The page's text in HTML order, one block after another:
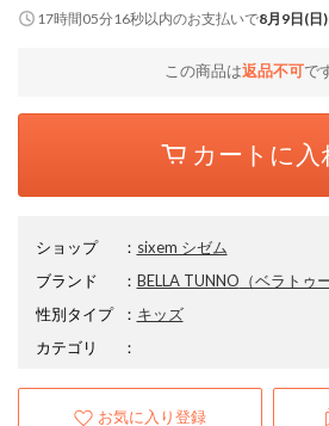
17時間05分15秒以内のお支払いで8月9日(日)
この商品は返品不可で
カートに入
ショップ ： sixem シゼム
ブランド
： BELLA TUNNO （ベラトゥ
性別タイプ
： キッズ
カテゴリ
：
お気に入り登録